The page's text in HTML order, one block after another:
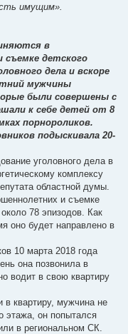
имущим».
в
съемке детского
дела и вскоре
мужчины
были совершены с
к себе детей от 8
порнороликов.
подыскивала 20-
уголовного дела в
комплексу
областной думы.
и съемке
78 эпизодов. Как
оно будет направлено в
10 марта 2018 года
она позвонила в
водит в свою квартиру
в квартиру, мужчина не
этажа, он попытался
в региональном СК.